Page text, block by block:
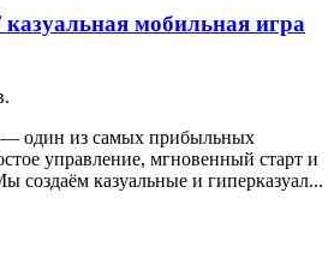
мобильная игра
— один из самых прибыльных
управление, мгновенный старт и
создаём казуальные и гиперказуал...